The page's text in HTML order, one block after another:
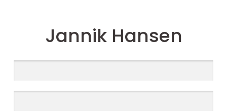
Jannik Hansen